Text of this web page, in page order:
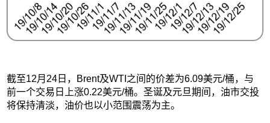
截至12月24日，Brent及WTI之间的价差为6.09美元/桶，与
前一个交易日上涨0.22美元/桶。圣诞及元旦期间，油市交投
将保持清淡，油价也以小范围震荡为主。